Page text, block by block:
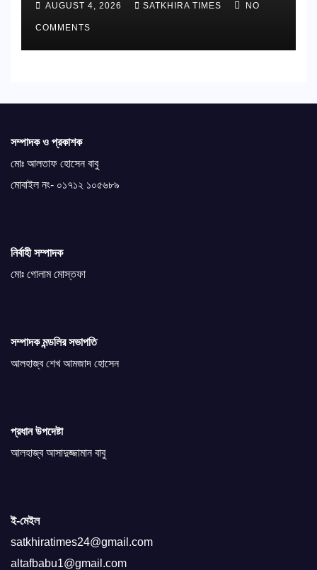
AUGUST 4, 2026 SATKHIRA TIMES NO
COMMENTS
সম্পাদক ও প্রকাশক
মোঃ আলতাফ হোসেন বাবু
মোবাইল নং- ০১৭১২ ১০৫৬৮৯
নির্বাহী সম্পাদক
মোঃ গোলাম মোস্তফা
সম্পাদক মন্ডলির সভাপতি
আলহাজ্ব শেখ আমজাদ হোসেন
প্রধান উপদেষ্টা
আলহাজ্ব আসাদুজ্জামান বাবু
ই-মেইল
satkhiratimes24@gmail.com
altafbabu1@gmail.com